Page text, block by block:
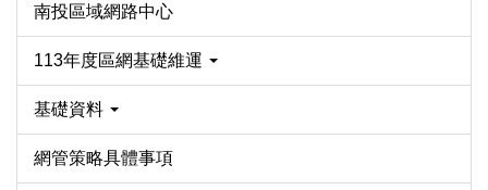
南投區域網路中心
113年度區網基礎維運
基礎資料
網管策略具體事項